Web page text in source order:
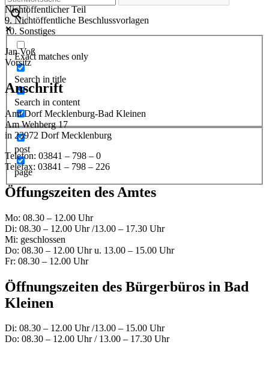
Exact matches only
Search in title
Search in content
post
page
Nichtöffentlicher Teil
9. Nichtöffentliche Beschlussvorlagen
10. Sonstiges
Jan Voß
Vorsitz
Anschrift
Amt Dorf Mecklenburg-Bad Kleinen
Am Wehberg 17
in 23972 Dorf Mecklenburg
Telefon: 03841 – 798 – 0
Telefax: 03841 – 798 – 226
Öffungszeiten des Amtes
Mo: 08.30 – 12.00 Uhr
Di: 08.30 – 12.00 Uhr /13.00 – 17.30 Uhr
Mi: geschlossen
Do: 08.30 – 12.00 Uhr u. 13.00 – 15.00 Uhr
Fr: 08.30 – 12.00 Uhr
Öffnungszeiten des Bürgerbüros in Bad
Kleinen
Di: 08.30 – 12.00 Uhr /13.00 – 15.00 Uhr
Do: 08.30 – 12.00 Uhr / 13.00 – 17.30 Uhr